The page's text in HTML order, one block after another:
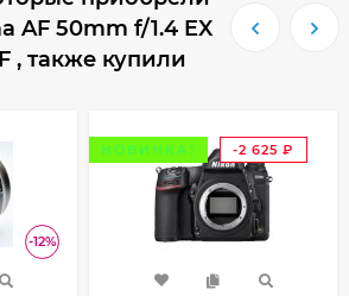
AF 50mm f/1.4 EX
, также купили
-12%
НОВИНКА!
-2 625